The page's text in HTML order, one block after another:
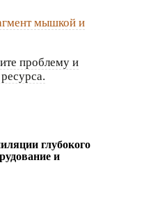
мышкой и
проблему и
глубокого
и